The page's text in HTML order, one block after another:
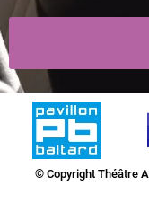
© Copyright Théâtre